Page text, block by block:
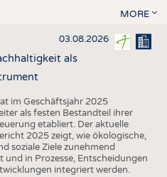
MORE
03.08.2026
als
im Geschäftsjahr 2025
als festen Bestandteil ihrer
etabliert. Der aktuelle
2025 zeigt, wie ökologische,
soziale Ziele zunehmend
und in Prozesse, Entscheidungen
integriert werden.